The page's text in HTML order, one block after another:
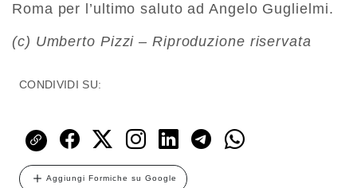
Roma per l’ultimo saluto ad Angelo Guglielmi.
(c) Umberto Pizzi – Riproduzione riservata
CONDIVIDI SU:
Aggiungi Formiche su Google